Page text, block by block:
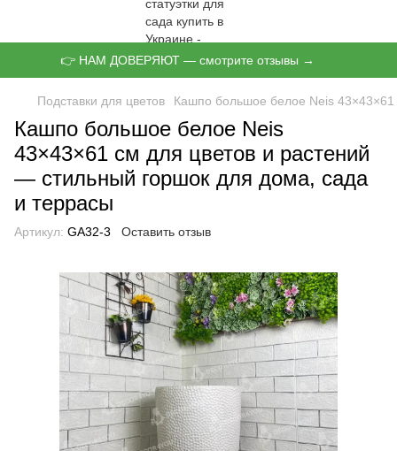
👉 НАМ ДОВЕРЯЮТ — смотрите отзывы →
Подставки для цветов Кашпо большое белое Neis
Кашпо большое белое Neis
43×43×61 см для цветов и растений
— стильный горшок для дома, сада
и террасы
Артикул: GA32-3 Оставить отзыв